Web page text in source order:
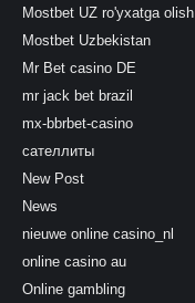
Mostbet UZ ro'yxatga olish
Mostbet Uzbekistan
Mr Bet casino DE
mr jack bet brazil
mx-bbrbet-casino
сателлиты
New Post
News
nieuwe online casino_nl
online casino au
Online gambling